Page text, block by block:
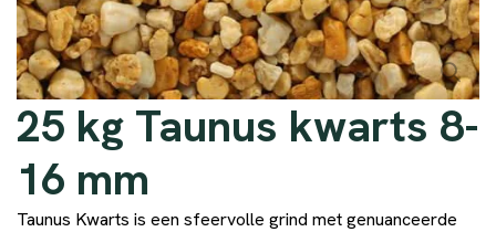
25 kg Taunus kwarts 8-
16 mm
Taunus Kwarts is een sfeervolle grind met genuanceerde